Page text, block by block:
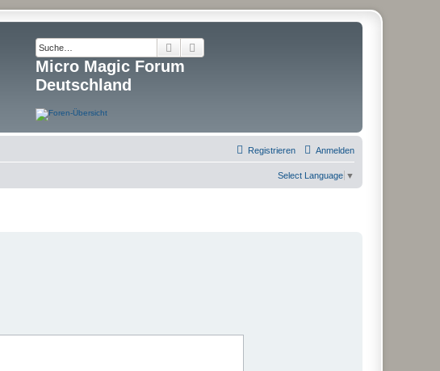
Suche
Micro Magic Forum
Deutschland
Anmelden
Registrieren
Select Language ▼